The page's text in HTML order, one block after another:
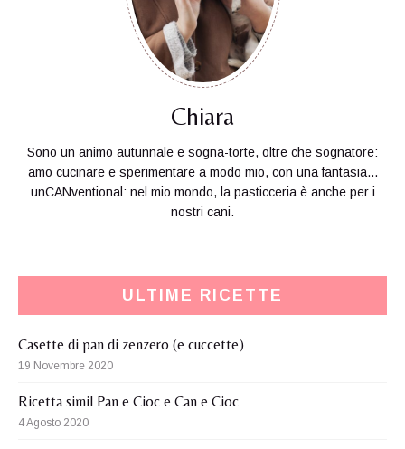
Chiara
Sono un animo autunnale e sogna-torte, oltre che sognatore:
amo cucinare e sperimentare a modo mio, con una fantasia...
unCANventional: nel mio mondo, la pasticceria è anche per i
nostri cani.
ULTIME RICETTE
Casette di pan di zenzero (e cuccette)
19 Novembre 2020
Ricetta simil Pan e Cioc e Can e Cioc
4 Agosto 2020